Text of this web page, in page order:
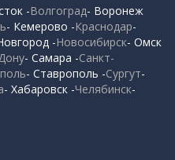
-Волгоград- Воронеж
- Кемерово -Краснодар-
-Новосибирск- Омск
- Самара -Санкт-
- Ставрополь -Сургут-
- Хабаровск -Челябинск-